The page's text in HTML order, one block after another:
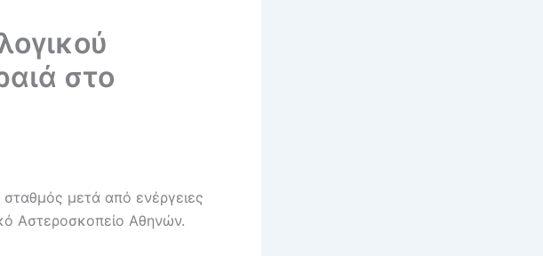
στο
μετά από ενέργειες
Αστεροσκοπείο Αθηνών.